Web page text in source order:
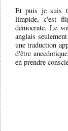
Et puis je suis
limpide, c'est
démocrate. Le
anglais
une traduction
d'être
en prendre